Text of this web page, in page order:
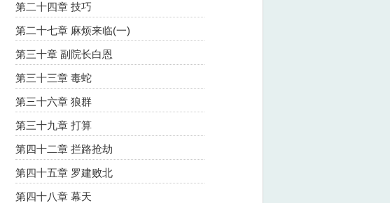
第二十四章 技巧
第二十七章 麻烦来临(一)
第三十章 副院长白恩
第三十三章 毒蛇
第三十六章 狼群
第三十九章 打算
第四十二章 拦路抢劫
第四十五章 罗建败北
第四十八章 幕天